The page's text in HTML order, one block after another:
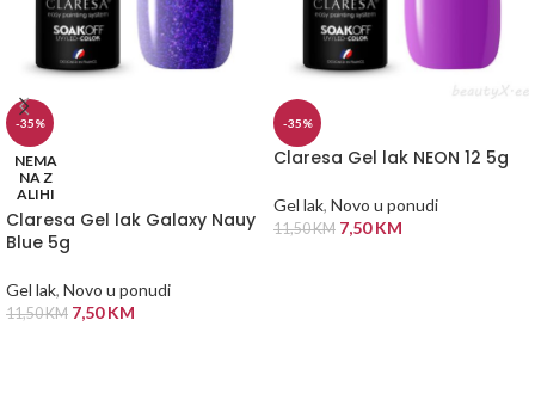
-35%
NEMA
NA Z
ALIHI
Claresa Gel lak Galaxy Nauy
Blue 5g
Gel lak, Novo u ponudi
11,50KM 7,50KM
-35%
Claresa Gel lak NEON 12 5g
Gel lak, Novo u ponudi
11,50KM 7,50KM